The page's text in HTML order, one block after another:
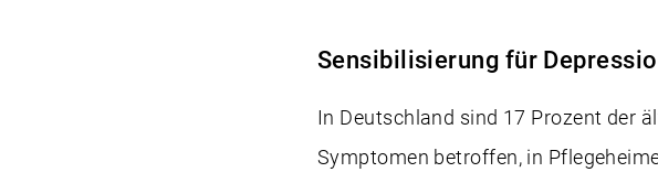
Sensibilisierung für
In Deutschland sind 17 Prozent der
Symptomen betroffen, in